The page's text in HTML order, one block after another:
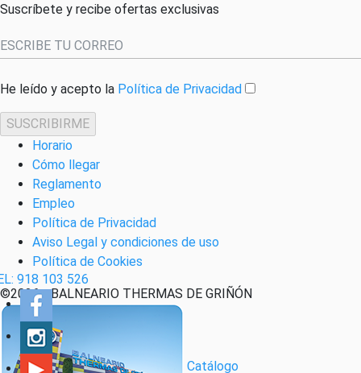
Suscríbete y recibe ofertas exclusivas
He leído y acepto la Política de Privacidad
SUSCRIBIRME
Horario
Cómo llegar
Reglamento
Empleo
Política de Privacidad
Aviso Legal y condiciones de uso
Política de Cookies
©2026 - BALNEARIO THERMAS DE GRIÑÓN
Catálogo
918 103 526